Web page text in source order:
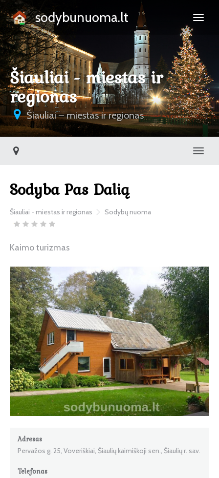
sodybunuoma.lt
Šiauliai - miestas ir
regionas
Šiauliai – miestas ir regionas
Sodyba Pas Dalią
Šiauliai - miestas ir regionas Sodybų nuoma
Kaimo turizmas
Adresas
Pervažos g. 25, Voveriškiai, Šiaulių kaimiškoji sen., Šiaulių r. sav.
Telefonas